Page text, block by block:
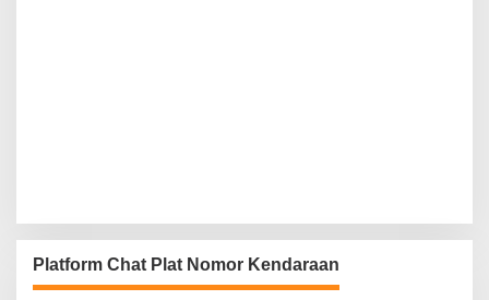
Platform Chat Plat Nomor Kendaraan